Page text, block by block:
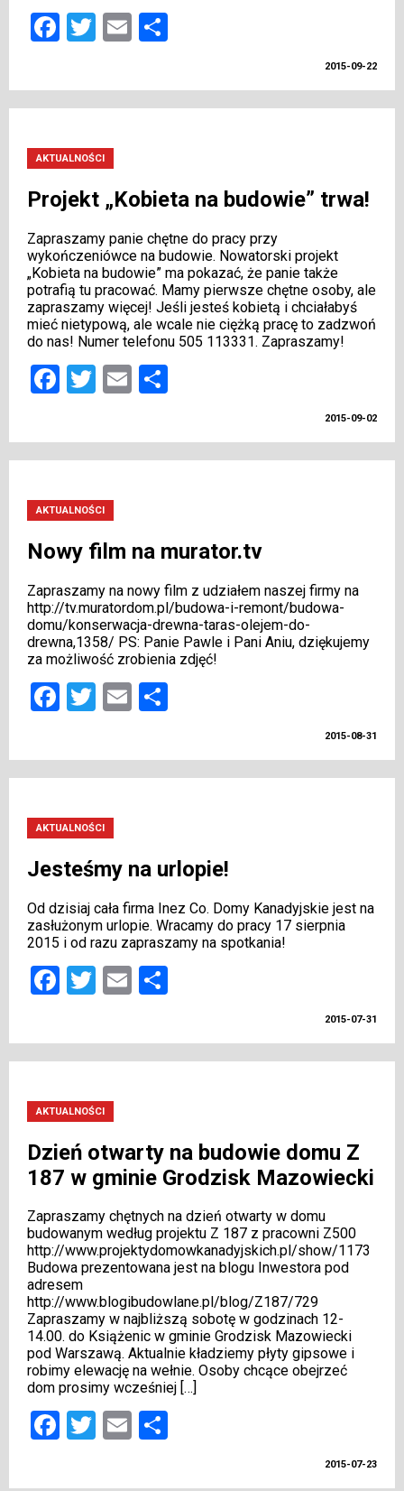
Facebook
Twitter
Email
2015-09-22
AKTUALNOŚCI
Projekt „Kobieta na budowie” trwa!
Zapraszamy panie chętne do pracy przy
wykończeniówce na budowie. Nowatorski projekt
„Kobieta na budowie” ma pokazać, że panie także
potrafią tu pracować. Mamy pierwsze chętne osoby, ale
zapraszamy więcej! Jeśli jesteś kobietą i chciałabyś
mieć nietypową, ale wcale nie ciężką pracę to zadzwoń
do nas! Numer telefonu 505 113331. Zapraszamy!
Facebook
Twitter
Email
2015-09-02
AKTUALNOŚCI
Nowy film na murator.tv
Zapraszamy na nowy film z udziałem naszej firmy na
http://tv.muratordom.pl/budowa-i-remont/budowa-
domu/konserwacja-drewna-taras-olejem-do-
drewna,1358/ PS: Panie Pawle i Pani Aniu, dziękujemy
za możliwość zrobienia zdjęć!
Facebook
Twitter
Email
2015-08-31
AKTUALNOŚCI
Jesteśmy na urlopie!
Od dzisiaj cała firma Inez Co. Domy Kanadyjskie jest na
zasłużonym urlopie. Wracamy do pracy 17 sierpnia
2015 i od razu zapraszamy na spotkania!
Facebook
Twitter
Email
2015-07-31
AKTUALNOŚCI
Dzień otwarty na budowie domu Z
187 w gminie Grodzisk Mazowiecki
Zapraszamy chętnych na dzień otwarty w domu
budowanym według projektu Z 187 z pracowni Z500
http://www.projektydomowkanadyjskich.pl/show/1173
Budowa prezentowana jest na blogu Inwestora pod
adresem
http://www.blogibudowlane.pl/blog/Z187/729
Zapraszamy w najbliższą sobotę w godzinach 12-
14.00. do Książenic w gminie Grodzisk Mazowiecki
pod Warszawą. Aktualnie kładziemy płyty gipsowe i
robimy elewację na wełnie. Osoby chcące obejrzeć
dom prosimy wcześniej […]
Facebook
Twitter
Email
2015-07-23